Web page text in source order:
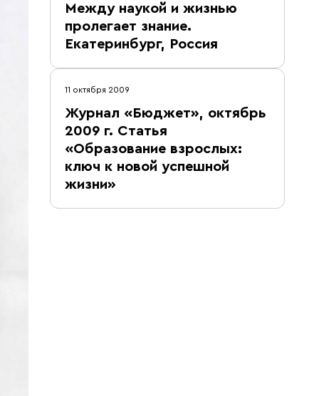
Между наукой и жизнью
пролегает знание.
Екатеринбург, Россия
11 октября 2009
Журнал «Бюджет», октябрь
2009 г. Статья
«Образование взрослых:
ключ к новой успешной
жизни»